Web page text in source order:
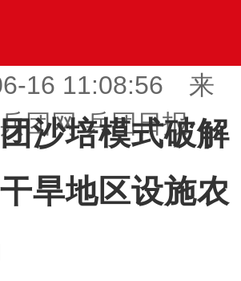
16 11:08:56 来
团网-兵团日报
培模式破解
旱地区设施农